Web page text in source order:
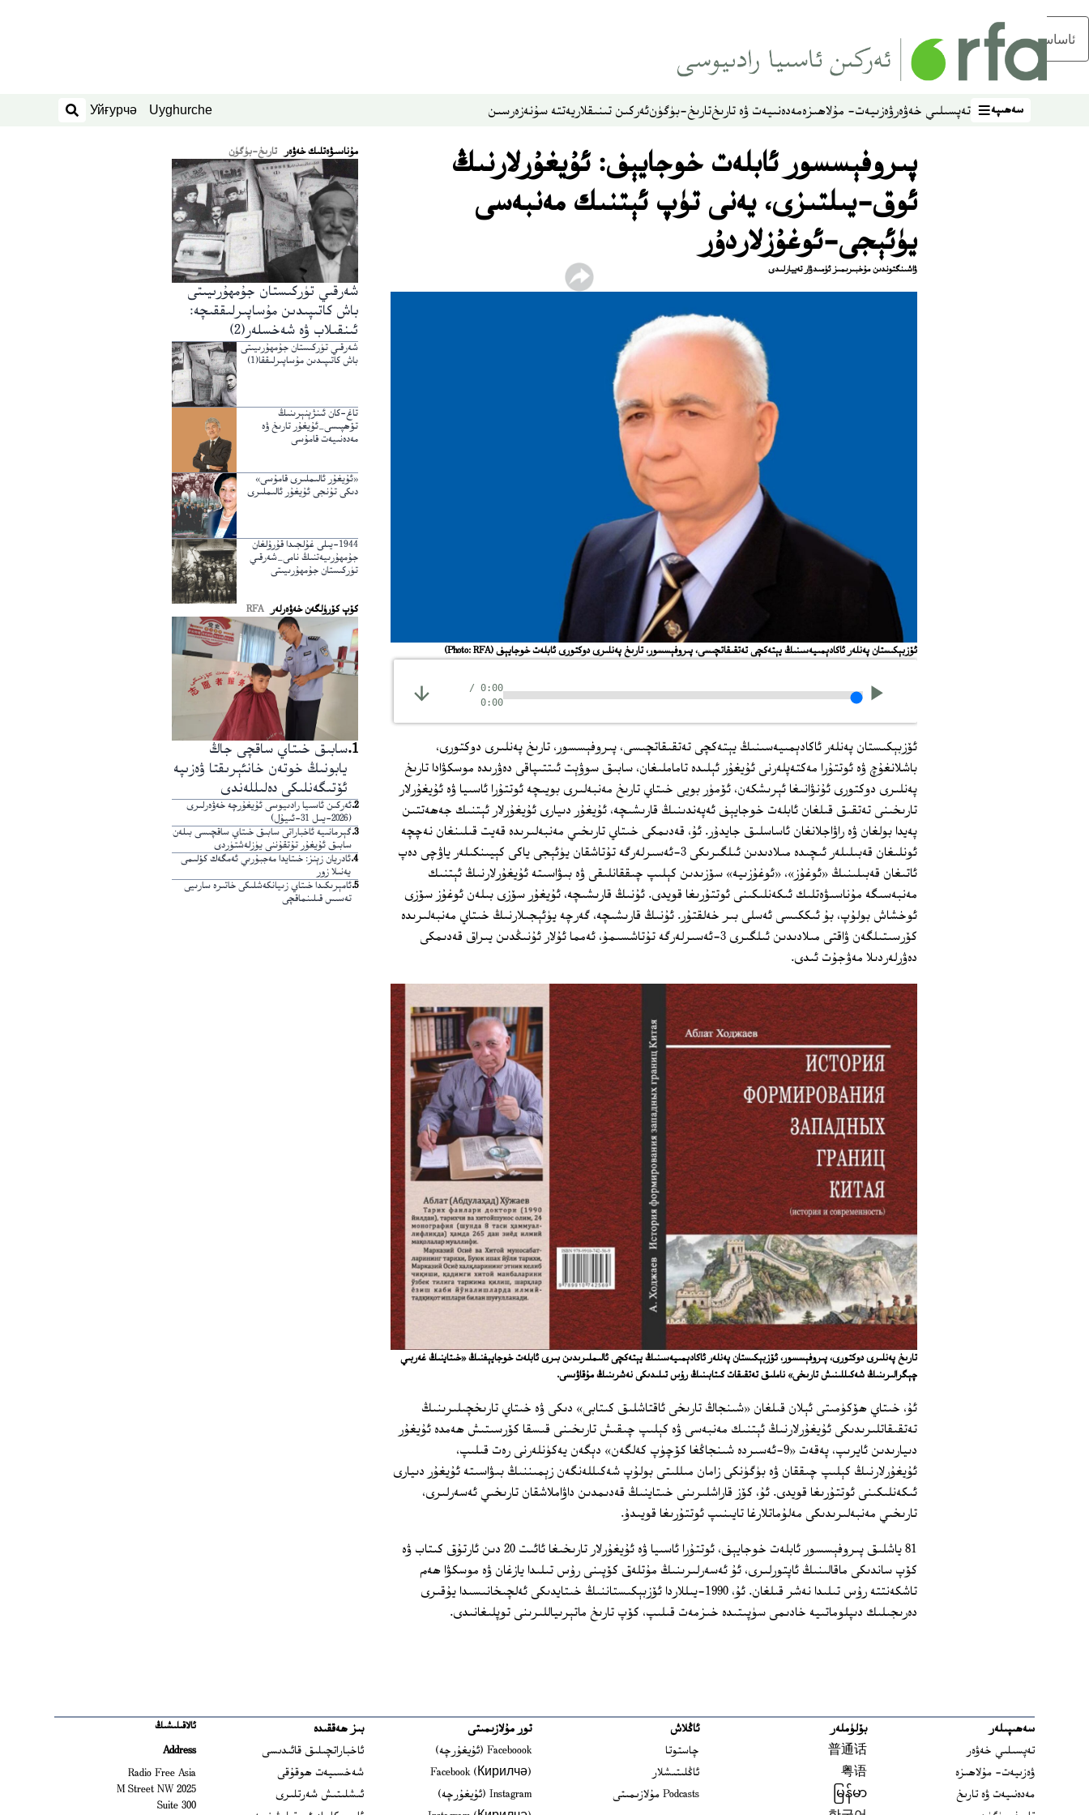
ئاساسلىق مەزمۇنغا ئاتلاڭ
سەھىپە
سەھىپە تەپسىلىي خەۋەرۋەزىيەت- مۇلاھىزەمەدەنىيەت ۋە تارىختارىخ-بۈگۈنئەركىن تىنىقلاريەتتە سۇنەزەرسىن Uyghurche
Уйғурчә
ئىزدەش
پىروفېسسور ئابلەت خوجايېف: ئۇيغۇرلارنىڭ
ئوق-يىلتىزى، يەنى تۈپ ئېتنىك مەنبەسى
يۈئېجى-ئوغۇزلاردۇر
ۋاشىنگتوندىن مۇخبىرىمىز ئۈمىدۋار تەييارلىدى
ئۆزبېكىستان پەنلەر ئاكادېمىيەسىنىڭ يېتەكچى تەتقىقاتچىسى، پىروفېسسور، تارىخ پەنلىرى دوكتورى ئابلەت خوجايېف(Photo: RFA)
0:00
/
0:00
ئۆزبېكىستان پەنلەر ئاكادېمىيەسىنىڭ يېتەكچى تەتقىقاتچىسى، پىروفېسسور، تارىخ پەنلىرى دوكتورى،
باشلانغۇچ ۋە ئوتتۇرا مەكتەپلەرنى ئۇيغۇر ئېلىدە تاماملىغان، سابىق سوۋېت ئىتتىپاقى دەۋرىدە موسكۋادا تارىخ
پەنلىرى دوكتورى ئۇنۋانىغا ئېرىشكەن، ئۆمۈر بويى خىتاي تارىخ مەنبەلىرى بويىچە ئوتتۇرا ئاسىيا ۋە ئۇيغۇرلار
تارىخىنى تەتقىق قىلغان ئابلەت خوجايېف ئەپەندىنىڭ قارىشىچە، ئۇيغۇر دىيارى ئۇيغۇرلار ئېتنىك جەھەتتىن
پەيدا بولغان ۋە راۋاجلانغان ئاساسلىق جايدۇر. ئۇ، قەدىمكى خىتاي تارىخىي مەنبەلىرىدە قەيت قىلىنغان نەچچە
ئونلىغان قەبىلىلەر ئىچىدە مىلادىدىن ئىلگىرىكى 3-ئەسىرلەرگە تۇتاشقان يۈئېجى ياكى كېيىنكىلەر ياۋچى دەپ
ئاتىغان قەبىلىنىڭ «ئوغۇز»، «ئوغۇزىيە» سۆزىدىن كېلىپ چىققانلىقى ۋە بىۋاسىتە ئۇيغۇرلارنىڭ ئېتنىك
مەنبەسىگە مۇناسىۋەتلىك ئىكەنلىكىنى ئوتتۇرىغا قويدى. ئۇنىڭ قارىشىچە، ئۇيغۇر سۆزى بىلەن ئوغۇز سۆزى
ئوخشاش بولۇپ، بۇ ئىككىسى ئەسلى بىر خەلقتۇر. ئۇنىڭ قارىشىچە، گەرچە يۈئېجىلارنىڭ خىتاي مەنبەلىرىدە
كۆرسىتىلگەن ۋاقتى مىلادىدىن ئىلگىرى 3-ئەسىرلەرگە تۇتاشسىمۇ، ئەمما ئۇلار ئۇنىڭدىن يىراق قەدىمكى
دەۋرلەردىلا مەۋجۇت ئىدى.
تارىخ پەنلىرى دوكتورى، پىروفېسسور، ئۆزبېكىستان پەنلەر ئاكادېمىيەسىنىڭ يېتەكچى ئالىملىرىدىن بىرى ئابلەت خوجايېفنىڭ «خىتاينىڭ غەربىي
چېگرالىرىنىڭ شەكىللىنىش تارىخى» ناملىق تەتقىقات كىتابىنىڭ رۇس تىلىدىكى نەشرىنىڭ مۇقاۋىسى.
ئۇ، خىتاي ھۆكۈمىتى ئېلان قىلغان «شىنجاڭ تارىخى ئاقتاشلىق كىتابى» دىكى ۋە خىتاي تارىخچىلىرىنىڭ
تەتقىقاتلىرىدىكى ئۇيغۇرلارنىڭ ئېتنىك مەنبەسى ۋە كېلىپ چىقىش تارىخىنى قىسقا كۆرسىتىش ھەمدە ئۇيغۇر
دىيارىدىن ئايرىپ، پەقەت «9-ئەسىردە شىنجاڭغا كۆچۈپ كەلگەن» دېگەن يەكۈنلەرنى رەت قىلىپ،
ئۇيغۇرلارنىڭ كېلىپ چىققان ۋە بۈگۈنكى زامان مىللىتى بولۇپ شەكىللەنگەن زېمىننىڭ بىۋاسىتە ئۇيغۇر دىيارى
ئىكەنلىكىنى ئوتتۇرىغا قويدى. ئۇ، كۆز قاراشلىرىنى خىتاينىڭ قەدىمدىن داۋاملاشقان تارىخىي ئەسەرلىرى،
تارىخىي مەنبەلىرىدىكى مەلۇماتلارغا تايىنىپ ئوتتۇرىغا قويىدۇ.
81 ياشلىق پىروفېسسور ئابلەت خوجايېف، ئوتتۇرا ئاسىيا ۋە ئۇيغۇرلار تارىخىغا ئائىت 20 دىن ئارتۇق كىتاب ۋە
كۆپ ساندىكى ماقالىنىڭ ئاپتورلىرى، ئۇ ئەسەرلىرىنىڭ مۇتلەق كۆپىنى رۇس تىلىدا يازغان ۋە موسكۋا ھەم
تاشكەنتتە رۇس تىلىدا نەشر قىلغان. ئۇ، 1990-يىللاردا ئۆزبېكىستاننىڭ خىتايدىكى ئەلچىخانىسىدا يۇقىرى
دەرىجىلىك دىپلوماتىيە خادىمى سۈپىتىدە خىزمەت قىلىپ، كۆپ تارىخ ماتېرىياللىرىنى توپلىغانىدى.
ﻣﯘﻧﺎﺳﯩﯟﻩﺗﻠﯩﻚ ﺧﻪﯞﻩﺭ تارىخ-بۈگۈن
شەرقىي تۈركىستان جۇمھۇرىيىتى
باش كاتىپىدىن مۇساپىرلىققىچە:
ئىنقىلاب ۋە شەخسلەر(2)
شەرقىي تۈركىستان جۇمھۇرىيىتى
باش كاتىپىدىن مۇساپىرلىققا(1)
تاغ-كان ئىنژېنېرىنىڭ
تۆھپىسى_ئۇيغۇر تارىخ ۋە
مەدەنىيەت قامۇسى
«ئۇيغۇر ئالىملىرى قامۇسى»
دىكى تۇنجى ئۇيغۇر ئالىملىرى
1944-يىلى غۇلجىدا قۇرۇلغان
جۇمھۇرىيەتنىڭ نامى_شەرقىي
تۈركىستان جۇمھۇرىيىتى
كۆپ كۆرۈلگەن خەۋەرلەر RFA
1
.سابىق خىتاي ساقچى جاڭ
يابونىڭ خوتەن خانئېرىقتا ۋەزىپە
ئۆتىگەنلىكى دەلىللەندى
2
.ئەركىن ئاسىيا رادىيوسى ئۇيغۇرچە خەۋەرلىرى
(2026-يىل 31-ئىيۇل)
3
.گېرمانىيە ئاخباراتى سابىق خىتاي ساقچىسى بىلەن
سابىق ئۇيغۇر تۇتقۇننى يۈزلەشتۈردى
4
.ئادريان زېنز: خىتايدا مەجبۇرىي ئەمگەك كۆلىمى
يەنىلا زور
5
.ئامېرىكىدا خىتاي زىيانكەشلىكى خاتىرە سارىيى
تەسىس قىلىنماقچى
سەھىپىلەر
تەپسىلىي خەۋەر
ۋەزىيەت- مۇلاھىزە
مەدەنىيەت ۋە تارىخ
بۆلۈملەر
普通话
粤语
မြန်မာ
ئاڭلاش
چاستوتا
ئاڭلىتىشلار
Podcasts مۇلازىمىتى
تور مۇلازىمىتى
Faceboook (ئۇيغۇرچە)
Opens in new window
Facebook (Кирилчә)
Opens in new window
Instagram (ئۇيغۇرچە)
Opens in new window
بىز ھەققىدە
ئاخباراتچىلىق قائىدىسى
شەخسىيەت ھوقۇقى
ئىشلىتىش شەرتلىرى
ئالاقىلىشىڭ
Address
Radio Free Asia
2025 M Street NW
Suite 300